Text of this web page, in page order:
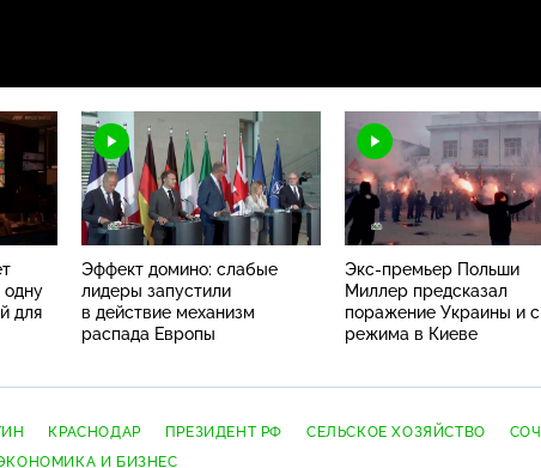
одну
для
Эффект домино: слабые
лидеры запустили
в действие механизм
распада Европы
Экс-премьер Польши
Миллер предсказал
поражение Украины и
режима в Киеве
КРАСНОДАР ПРЕЗИДЕНТ РФ СЕЛЬСКОЕ ХОЗЯЙСТВО
И БИЗНЕС